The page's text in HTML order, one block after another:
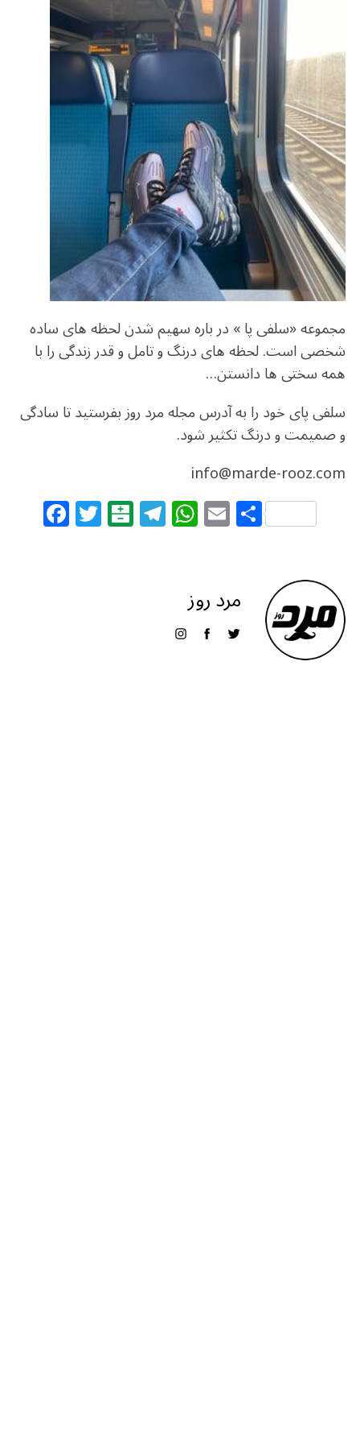
o
k p
مجموعه «سلفی پا » در باره سهیم شدن لحظه های ساده
شخصی است. لحظه های درنگ و تامل و قدر زندگی را با
همه سختی ها دانستن…
سلفی پای خود را به آدرس مجله مرد روز بفرستید تا سادگی
و صمیمت و درنگ تکثیر شود.
info@marde-rooz.com
F
a T
w B
al T
el
ra
m
W
h
s
A
p
E
m
l
S
h
e مرد روز